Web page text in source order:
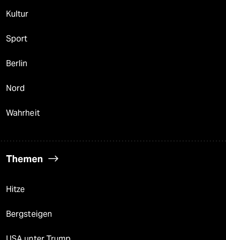
Kultur
Sport
Berlin
Nord
Wahrheit
Themen
Hitze
Bergsteigen